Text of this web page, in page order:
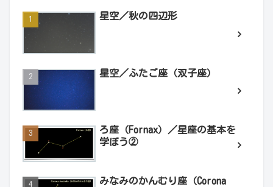
星空／秋の四辺形
星空／ふたご座（双子座）
ろ座（Fornax）／星座の基本を
学ぼう②
みなみのかんむり座（Corona